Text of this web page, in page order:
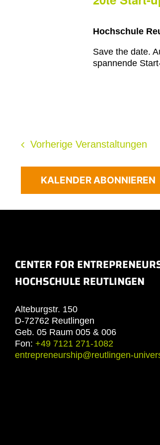
Hochschule
Save the date.
spannende
Vorherige Veranstaltungen
KALENDER ABONNIEREN
CENTER FOR
HOCHSCHULE REUTLINGEN
Alteburgstr. 150
D-72762 Reutlingen
Geb. 05 Raum 005 & 006
Fon: +49 7121 271-1082
entrepreneurship@reutlingen-